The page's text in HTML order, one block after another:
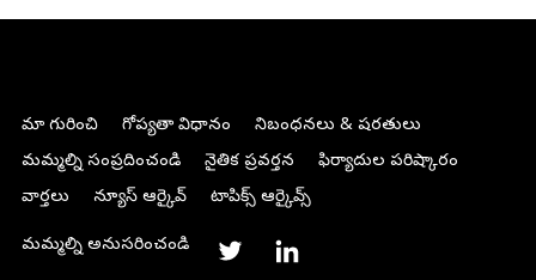
మా గురించి గోప్యతా విధానం
నిబంధనలు & షరతులు
మమ్మల్ని సంప్రదించండి
నైతిక ప్రవర్తన
ఫిర్యాదుల పరిష్కారం
వార్తలు
న్యూస్ ఆర్కైవ్ టాపిక్స్ ఆర్కైవ్స్
మమ్మల్ని అనుసరించండి